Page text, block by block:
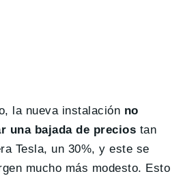
la nueva instalación no
una bajada de precios tan
Tesla, un 30%, y este se
mucho más modesto. Esto